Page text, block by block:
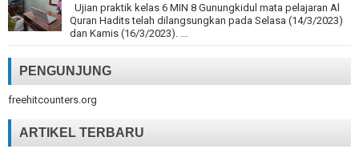
Ujian praktik kelas 6 MIN 8 Gunungkidul mata pelajaran Al
Quran Hadits telah dilangsungkan pada Selasa (14/3/2023)
dan Kamis (16/3/2023). ...
PENGUNJUNG
freehitcounters.org
ARTIKEL TERBARU